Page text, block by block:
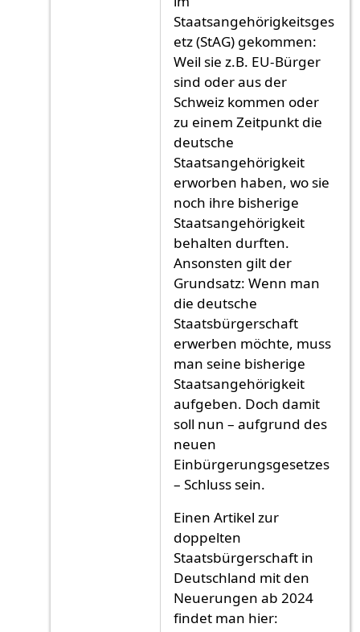
Staatsangehörigkeitsges
etz (StAG) gekommen:
Weil sie z.B. EU-Bürger
sind oder aus der
Schweiz kommen oder
zu einem Zeitpunkt die
deutsche
Staatsangehörigkeit
erworben haben, wo sie
noch ihre bisherige
Staatsangehörigkeit
behalten durften.
Ansonsten gilt der
Grundsatz: Wenn man
die deutsche
Staatsbürgerschaft
erwerben möchte, muss
man seine bisherige
Staatsangehörigkeit
aufgeben. Doch damit
soll nun – aufgrund des
neuen
Einbürgerungsgesetzes
– Schluss sein.
Einen Artikel zur
doppelten
Staatsbürgerschaft in
Deutschland mit den
Neuerungen ab 2024
findet man hier: